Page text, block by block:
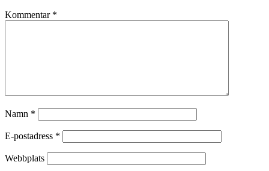
Kommentar *
Namn *
E-postadress *
Webbplats